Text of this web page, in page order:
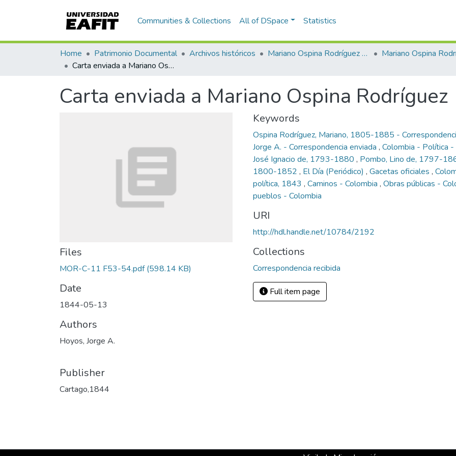
Communities & Collections All of DSpace Statistics
Home Patrimonio Documental Archivos históricos Mariano Ospina Rodríguez (1826 -1912) Mariano Ospina
Carta enviada a Mariano Ospina Rodríguez
Carta enviada a Mariano Ospina Rodríguez
Files
MOR-C-11 F53-54.pdf(598.14 KB)
Date
1844-05-13
Authors
Hoyos, Jorge A.
Publisher
Cartago,1844
Keywords
Ospina Rodríguez, Mariano, 1805-1885 -
Jorge A. - Correspondencia enviada , Colombia - Política -
José Ignacio de, 1793-1880 , Pombo, Lino de, 1797-
1800-1852 , El Día (Periódico) , Gacetas oficiales ,
política, 1843 , Caminos - Colombia , Obras públicas -
pueblos - Colombia
URI
http://hdl.handle.net/10784/2192
Collections
Correspondencia recibida
Full item page